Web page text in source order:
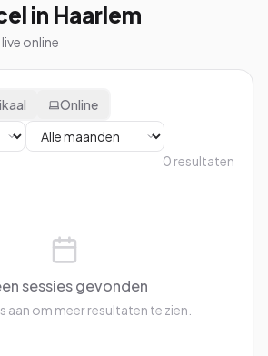
in Haarlem
online
Online
0 resultaten
sessies gevonden
aan om meer resultaten te zien.